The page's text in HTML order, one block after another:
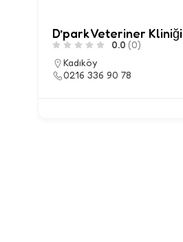
D’park Veteriner Kliniği
0.0 (0)
Kadıköy
0216 336 90 78